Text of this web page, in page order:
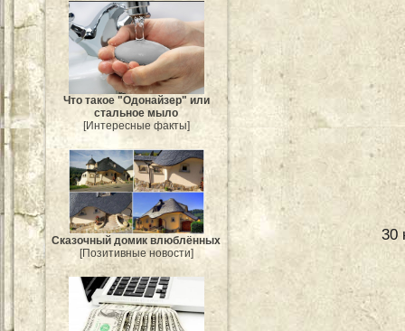
Что такое "Одонайзер" или
стальное мыло
[Интересные факты]
Сказочный домик влюблённых
[Позитивные новости]
30